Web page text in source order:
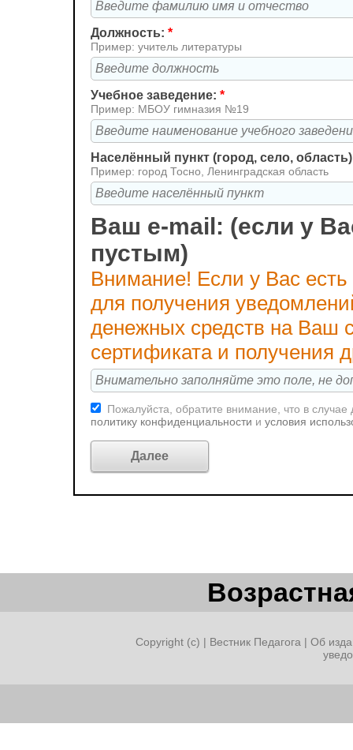
Должность: *
Пример: учитель литературы
Учебное заведение: *
Пример: МБОУ гимназия №19
Населённый пункт (город, село,
Пример: город Тосно, Ленинградская область
Ваш e-mail: (если у
пустым)
Внимание! Если у Вас
для получения
денежных средств на Ваш
сертификата и получения
Пожалуйста, обратите внимание, что в
политику конфиденциальности и условия
Copyright (c) | Вестник Педагога | Об